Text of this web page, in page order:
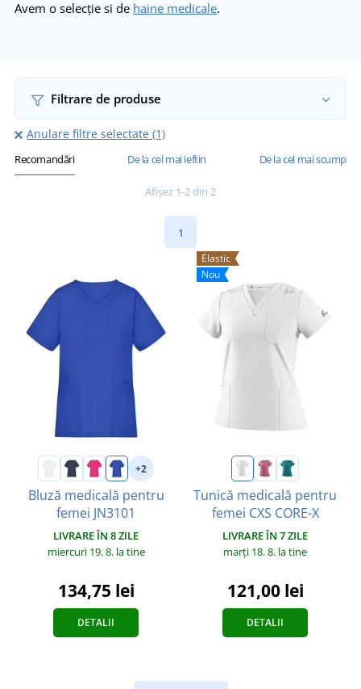
Avem o selecție si de haine medicale.
Filtrare de produse
Anulare filtre selectate (1)
Recomandări De la cel mai ieftin De la cel mai scump
Afișez 1-2 din 2
1
+2
Bluză medicală pentru
femei JN3101
LIVRARE ÎN 8 ZILE
miercuri 19. 8. la tine
134,75 lei
DETALII
Elastic
Nou
Tunică medicală pentru
femei CXS CORE-X
LIVRARE ÎN 7 ZILE
marți 18. 8. la tine
121,00 lei
DETALII